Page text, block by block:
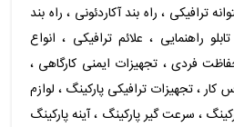
ترافیکی ، راه بند آکاردئونی ، راه بند
راهنمایی ، علائم ترافیکی ، انواع
فردی ، تجهیزات ایمنی کارگاهی ،
کار ، تجهیزات ترافیکی پارکینگ ، لوازم
، سرعت گیر پارکینگ ، آینه پارکینگ